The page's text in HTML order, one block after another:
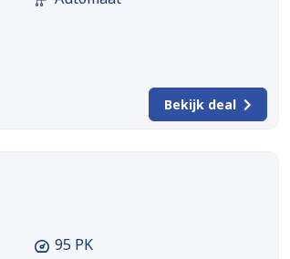
Bekijk deal
95 PK